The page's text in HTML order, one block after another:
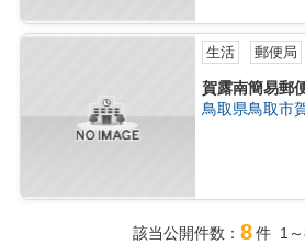
生活 郵便局
賀露南簡易郵
鳥取県鳥取市
該当公開件数： 8件 1～